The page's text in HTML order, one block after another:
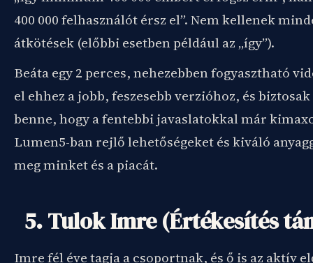
400 000 felhasználót érsz el”. Nem kellenek
átkötések (előbbi esetben például az „így”).
Beáta egy 2 perces, nehezebben fogyasztható
el ehhez a jobb, feszesebb verzióhoz, és
benne, hogy a fentebbi javaslatokkal már
Lumen5-ban rejlő lehetőségeket és kiváló
meg minket és a piacát.
5. Tulok Imre (Értékesítés
Imre fél éve tagja a csoportnak, és ő is az aktív